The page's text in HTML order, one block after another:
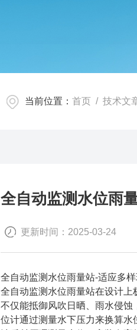
当前位置： 首页 / 技术文
全自动监测水位雨
更新时间：2025-03-24
全自动监测水位雨量站-适应多
全自动监测水位雨量站在设计
不仅能抵御风吹日晒、雨水侵
位计通过测量水下压力来换算